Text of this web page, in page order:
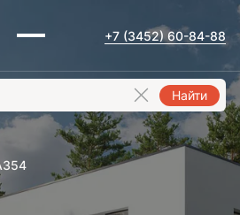
+7 (3452) 60-84-88
Найти